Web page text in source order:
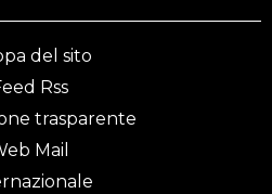
del sito
Rss
trasparente
Mail